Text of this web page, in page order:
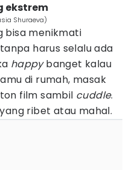
ekstrem
Shuraeva)
bisa menikmati
harus selalu ada
happybanget kalau
di rumah, masak
film sambil cuddle.
ribet atau mahal.